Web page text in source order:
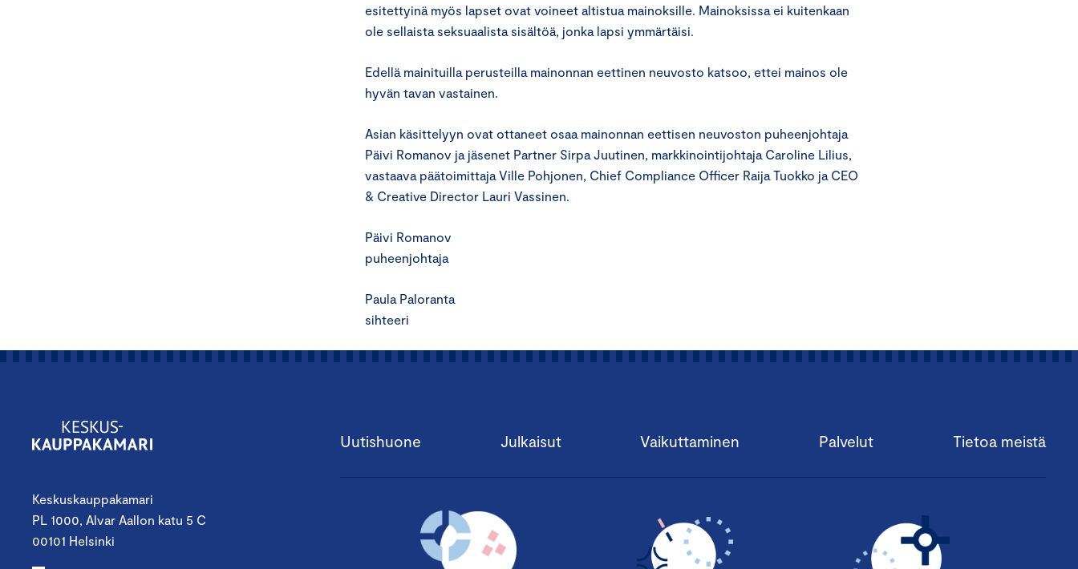
esitettyinä myös lapset ovat voineet altistua mainoksille. Mainoksissa ei kuitenkaan
ole sellaista seksuaalista sisältöä, jonka lapsi ymmärtäisi.
Edellä mainituilla perusteilla mainonnan eettinen neuvosto katsoo, ettei mainos ole
hyvän tavan vastainen.
Asian käsittelyyn ovat ottaneet osaa mainonnan eettisen neuvoston puheenjohtaja
Päivi Romanov ja jäsenet Partner Sirpa Juutinen, markkinointijohtaja Caroline Lilius,
vastaava päätoimittaja Ville Pohjonen, Chief Compliance Officer Raija Tuokko ja CEO
& Creative Director Lauri Vassinen.
Päivi Romanov
puheenjohtaja
Paula Paloranta
sihteeri
Keskuskauppakamari
PL 1000, Alvar Aallon katu 5 C
00101 Helsinki
Uutishuone Julkaisut Vaikuttaminen Palvelut Tietoa meistä